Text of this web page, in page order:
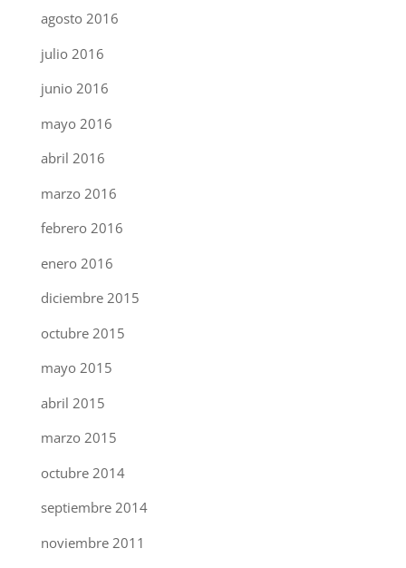
agosto 2016
julio 2016
junio 2016
mayo 2016
abril 2016
marzo 2016
febrero 2016
enero 2016
diciembre 2015
octubre 2015
mayo 2015
abril 2015
marzo 2015
octubre 2014
septiembre 2014
noviembre 2011